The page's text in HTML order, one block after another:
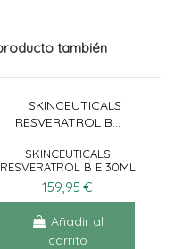
también
SKINCEUTICALS
RESVERATROL B E 30ML
159,95 €
Añadir al
carrito